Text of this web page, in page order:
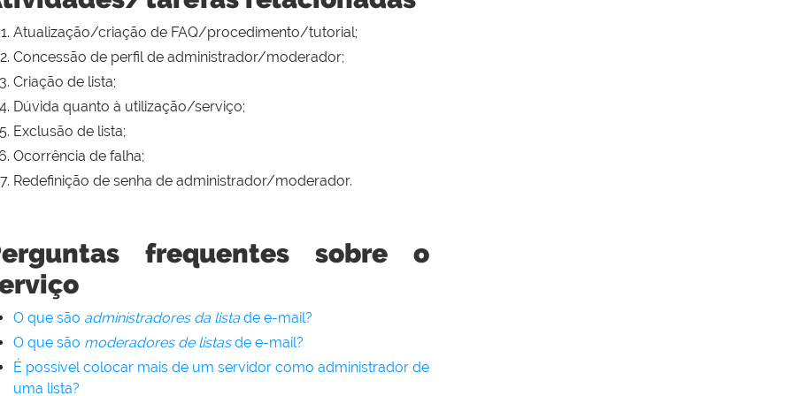
Atualização/criação de FAQ/procedimento/tutorial;
Concessão de perfil de administrador/moderador;
Criação de lista;
Dúvida quanto à utilização/serviço;
Exclusão de lista;
Ocorrência de falha;
Redefinição de senha de administrador/moderador.
frequentes sobre o
O que são administradores da lista de e-mail?
O que são moderadores de listas de e-mail?
É possível colocar mais de um servidor como administrador de
uma lista?